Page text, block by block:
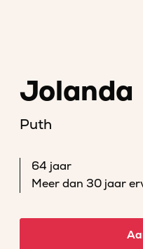
Jolanda
Puth
64 jaar
Meer dan 30 jaar